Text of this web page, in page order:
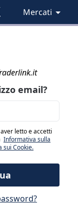
Mercati